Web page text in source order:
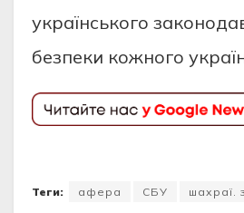
українського
безпеки кожного
Теги: афера СБУ шахраї.